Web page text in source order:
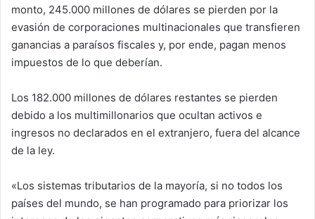
monto, 245.000 millones de dólares se pierden por la
evasión de corporaciones multinacionales que transfieren
ganancias a paraísos fiscales y, por ende, pagan menos
impuestos de lo que deberían.
Los 182.000 millones de dólares restantes se pierden
debido a los multimillonarios que ocultan activos e
ingresos no declarados en el extranjero, fuera del alcance
de la ley.
«Los sistemas tributarios de la mayoría, si no todos los
países del mundo, se han programado para priorizar los